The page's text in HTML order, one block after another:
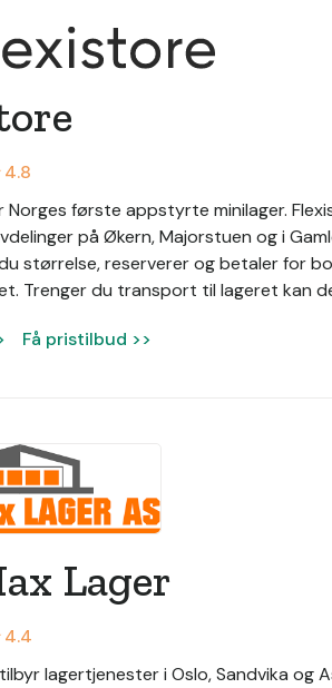
4.8
Norges første appstyrte minilager.
på Økern, Majorstuen og i
størrelse, reserverer og betaler for
Trenger du transport til lageret kan
Få pristilbud >>
Lager
4.4
lagertjenester i Oslo, Sandvika og